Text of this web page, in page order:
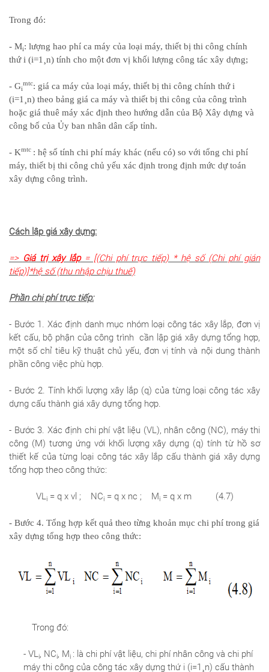
Trong đó:
- Mi: lượng hao phí ca máy của loại máy, thiết bị thi công chính
thứ i (i=1 n) tính cho một đơn vị khối lượng công tác xây dựng;
- Gi
mtc: giá ca máy của loại máy, thiết bị thi công chính thứ i
(i=1 n) theo bảng giá ca máy và thiết bị thi công của công trình
hoặc giá thuê máy xác định theo hướng dẫn của Bộ Xây dựng và
công bố của Ủy ban nhân dân cấp tỉnh.
- Kmtc : hệ số tính chi phí máy khác (nếu có) so với tổng chi phí
máy, thiết bị thi công chủ yếu xác định trong định mức dự toán
xây dựng công trình.
Cách lập giá xây dựng:
=> Giá trị xây lắp= [(Chi phí trực tiếp) * hệ số (Chi phí gián
tiếp)]*hệ số (thu nhập chịu thuế)
Phần chi phí trực tiếp:
- Bước 1. Xác định danh mục nhóm loại công tác xây lắp, đơn vị
kết cấu, bộ phận của công trình cần lập giá xây dựng tổng hợp,
một số chỉ tiêu kỹ thuật chủ yếu, đơn vị tính và nội dung thành
phần công việc phù hợp.
- Bước 2. Tính khối lượng xây lắp (q) của từng loại công tác xây
dựng cấu thành giá xây dựng tổng hợp.
- Bước 3. Xác định chi phí vật liệu (VL), nhân công (NC), máy thi
công (M) tương ứng với khối lượng xây dựng (q) tính từ hồ sơ
thiết kế của từng loại công tác xây lắp cấu thành giá xây dựng
tổng hợp theo công thức:
VLi= q x vl ; NCi= q x nc ; Mi= q x m (4.7)
- Bước 4. Tổng hợp kết quả theo từng khoản mục chi phí trong giá
xây dựng tổng hợp theo công thức:
Trong đó:
- VLi, NCi, Mi : là chi phí vật liệu, chi phí nhân công và chi phí
máy thi công của công tác xây dựng thứ i (i=1 n) cấu thành